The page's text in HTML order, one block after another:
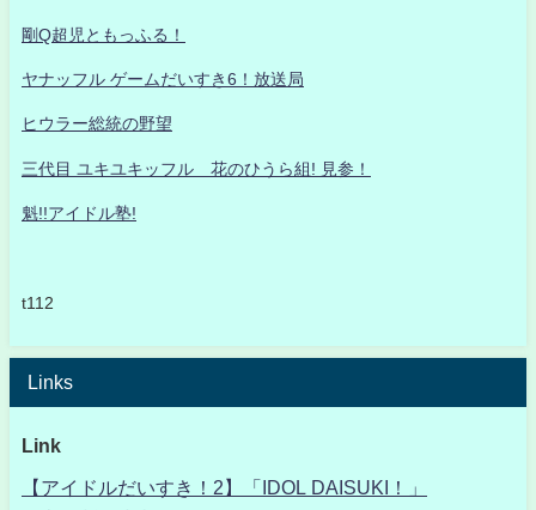
剛Q超児ともっふる！
ヤナッフル ゲームだいすき6！放送局
ヒウラー総統の野望
三代目 ユキユキッフル 花のひうら組! 見参！
魁!!アイドル塾!
t112
Links
Link
【アイドルだいすき！2】「IDOL DAISUKI！」